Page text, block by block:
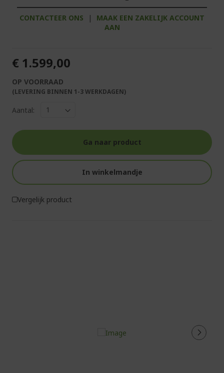
CONTACTEER ONS |
MAAK EEN ZAKELIJK ACCOUNT
AAN
€ 1.599,00
OP VOORRAAD
(LEVERING BINNEN 1-3 WERKDAGEN)
Aantal:
Ga naar product
In winkelmandje
Vergelijk product